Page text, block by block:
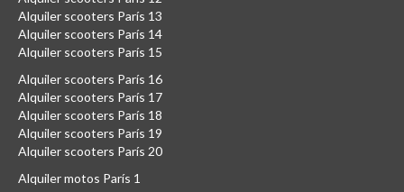
Alquiler scooters París 13
Alquiler scooters París 14
Alquiler scooters París 15
Alquiler scooters París 16
Alquiler scooters París 17
Alquiler scooters París 18
Alquiler scooters París 19
Alquiler scooters París 20
Alquiler motos París 1